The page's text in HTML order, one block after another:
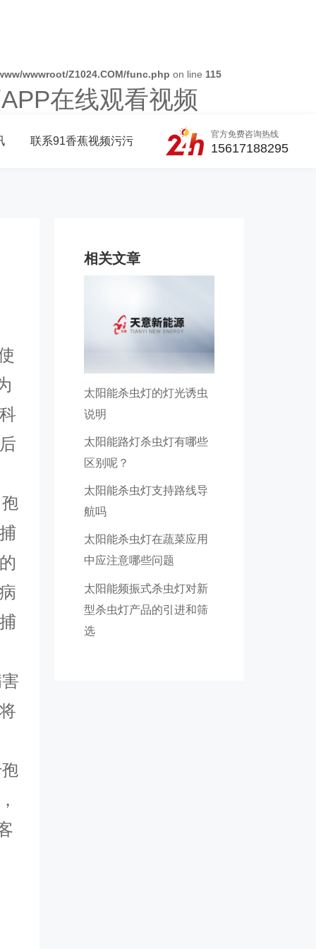
wwwroot/Z1024.COM/func.php on line 115
在线观看视频
联系91香蕉视频污污
官方免费咨询热线
15617188295
相关文章
太阳能杀虫灯的灯光诱虫
说明
太阳能路灯杀虫灯有哪些
区别呢？
太阳能杀虫灯支持路线导
航吗
太阳能杀虫灯在蔬菜应用
中应注意哪些问题
太阳能频振式杀虫灯对新
型杀虫灯产品的引进和筛
选